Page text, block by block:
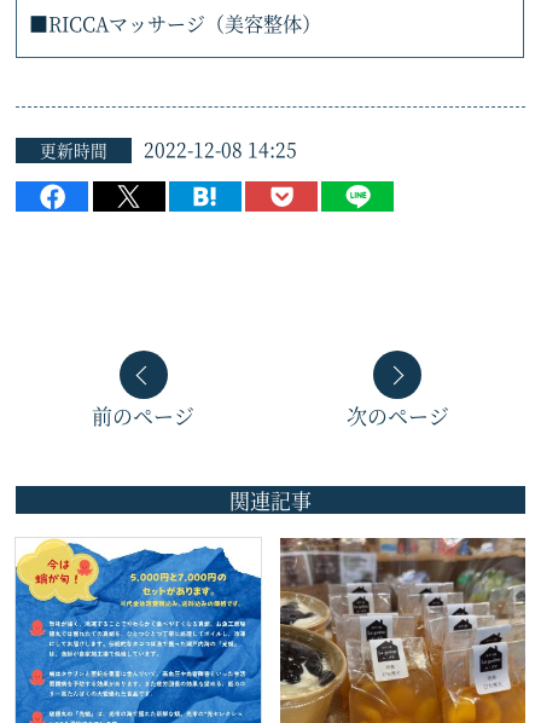
■RICCAマッサージ（美容整体）
更新時間 2022-12-08 14:25
前のページ 次のページ
関連記事